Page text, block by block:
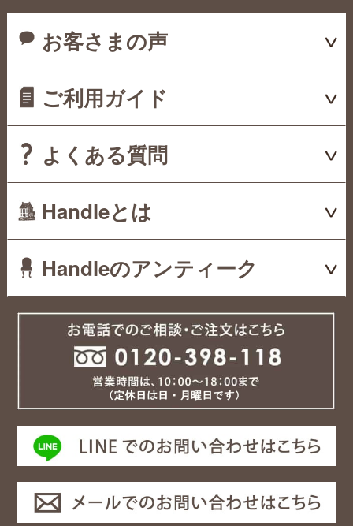
お客さまの声
ご利用ガイド
よくある質問
Handleとは
Handleのアンティーク